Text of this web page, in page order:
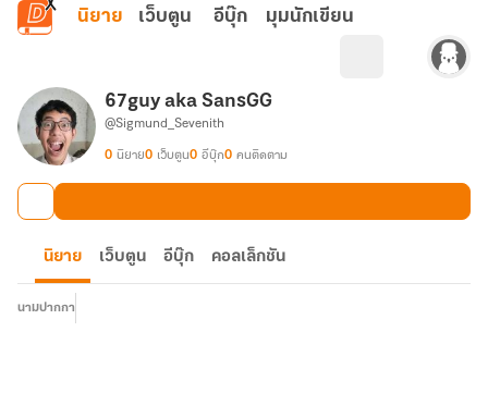
ข้ามไปยังเนื้อหาหลัก
นิยาย เว็บตูน อีบุ๊ก มุมนักเขียน
67guy aka SansGG
@Sigmund_Sevenith
0 นิยาย0 เว็บตูน0 อีบุ๊ก0 คนติดตาม
นิยาย เว็บตูน อีบุ๊ก คอลเล็กชัน
นามปากกา